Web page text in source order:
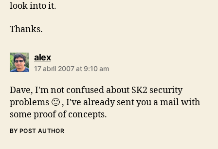
look into it.
Thanks.
alexsays:
17 abril 2007 at 9:10 am
Dave, I'm not confused about SK2 security
problems 🙂 , I've already sent you a mail with
some proof of concepts.
BY POST AUTHOR